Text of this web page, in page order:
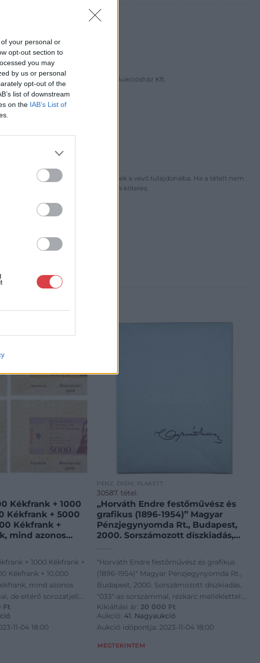
your personal or
opt-out section to
you may
by us or personal
opt-out of the
list of downstream
on the IAB’s List of
Eladó:Darabanth Kft
Cím: Csonka Krisztián
Darabanth Bélyegkereskedelmi és Aukciósház Kft.
Budapest
Andrássy út 16.
1061
jutalék megfizetése után kerülnek a vevő tulajdonába. Ha a tételt nem
biztosítási díj megfizetésére is köteles.
Kékfrank + 1000
Kékfrank + 5000
Kékfrank +
mind azonos
kibocsátáskori
T:UNC / Hung
+ 1000 Kékfrank +
Kékfrank + 10.000
mind azonos
de eltérő sorozatjellel,
az eredeti,
T:UNC /
Ft
11-04 18:00
PÉNZ, ÉREM, PLAKETT
30587. tétel:
„Horváth Endre festőművész és
grafikus (1896-1954)” Magyar
Pénzjegynyomda Rt., Budapest,
2000. Sorszámozott díszkiadás,
Üdvözlőlap”, eredeti
papírcsomagolásban
„PÉNZJEGYNYOMDA RT –
BUDAPEST”
"Horváth Endre festőművész és grafikus
(1896-1954)" Magyar Pénzjegynyomda Rt.,
Budapest, 2000. Sorszámozott díszkiadás,
"033"-as sorszámmal, rézkarc melléklettel:
"Horváth Endre: Újévi Üdvözlőlap", eredeti
papírcsomagolásban "PÉNZJEGYNYOMDA
RT - BUDAPEST"
Kikiáltási ár: 20 000 Ft
Aukció: 41. Nagyaukció
Aukció időpontja: 2023-11-04 18:00
MEGTEKINTEM